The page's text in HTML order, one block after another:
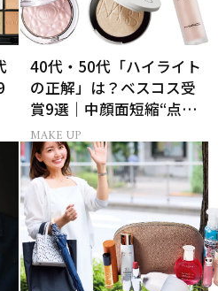
40代・50代「ハイライト
の正解」は？ベスコス受
賞9選｜中顔面短縮“点置
き”メイク法も
MAKE UP